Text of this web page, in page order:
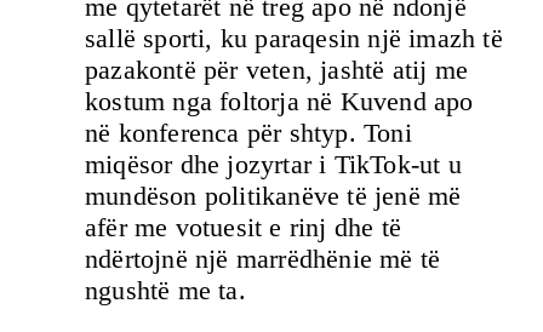
me qytetarët në treg apo në ndonjë
sallë sporti, ku paraqesin një imazh të
pazakontë për veten, jashtë atij me
kostum nga foltorja në Kuvend apo
në konferenca për shtyp. Toni
miqësor dhe jozyrtar i TikTok-ut u
mundëson politikanëve të jenë më
afër me votuesit e rinj dhe të
ndërtojnë një marrëdhënie më të
ngushtë me ta.